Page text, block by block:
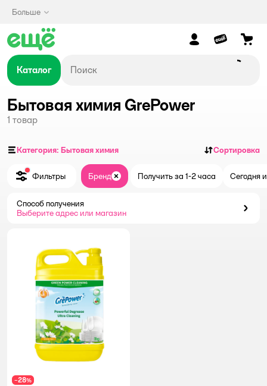
Больше
Каталог
Бытовая химия GrePower
1 товар
Категория: Бытовая химия Сортировка
Фильтры Бренд ЗакрытьПолучить за 1-2 часа Сегодня
Способ получения
Выберите адрес или магазин
−28%